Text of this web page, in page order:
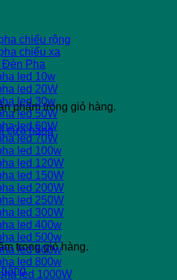
phẩm trong giỏ hàng.
cửa hàng
trong giỏ hàng.
chiếu rộng
chiếu xa
Đèn Pha
led 10w
led 20W
led 30w
led 50W
led 60W
led 70W
led 100w
led 120W
led 150W
led 200W
led 250W
led 300W
led 400w
led 500w
led 600w
led 800w
led 1000W